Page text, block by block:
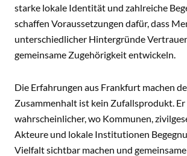
starke lokale Identität und zahlreiche
schaffen Voraussetzungen dafür, dass
unterschiedlicher Hintergründe
gemeinsame Zugehörigkeit entwickeln.
Die Erfahrungen aus Frankfurt machen
Zusammenhalt ist kein Zufallsprodukt.
wahrscheinlicher, wo Kommunen,
Akteure und lokale Institutionen
Vielfalt sichtbar machen und